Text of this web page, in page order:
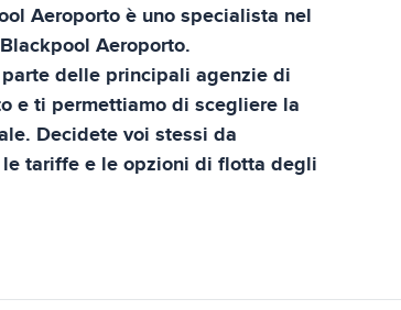
Aeroportoè uno specialista nel
Blackpool Aeroporto.
delle principali agenzie di
e ti permettiamo di scegliere la
Decidete voi stessi da
tariffe e le opzioni di flotta degli